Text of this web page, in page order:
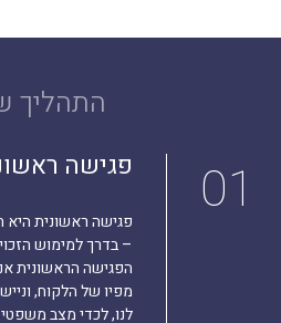
התהליך
01 פגישה
פגישה ראשונית
– בדרך למימוש
הפגישה הראשונית
מפיו של הלקוח,
לנו, לכדי מצב